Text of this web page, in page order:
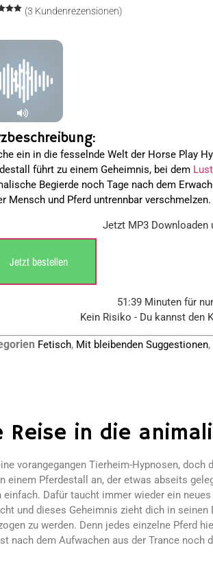
(3 Kundenrezensionen)
ein in die fesselnde Welt der Horse Play
führt zu einem Geheimnis, bei dem Lust
Begierde noch Tage nach dem
Mensch und Pferd untrennbar verschmelzen.
Jetzt MP3 Downloaden
Jetzt bestellen
51:39 Minuten für nur
Kein Risiko - Du kannst den
Fetisch, Mit bleibenden Suggestionen,
Reise in die
vorangegangen Tierheim-Hypnosen,
Pferdestall an, der etwas abseits
Dafür taucht immer wieder ein
und dieses Geheimnis zieht dich in
zu werden. Denn jedes einzelne Pferd
dem Aufwachen aus der Trance noch